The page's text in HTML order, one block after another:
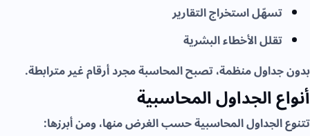
تسهّل استخراج التقارير
تقلل الأخطاء البشرية
بدون جداول منظمة، تصبح المحاسبة مجرد أرقام غير مترابطة.
أنواع الجداول المحاسبية
تتنوع الجداول المحاسبية حسب الغرض منها، ومن أبرزها: